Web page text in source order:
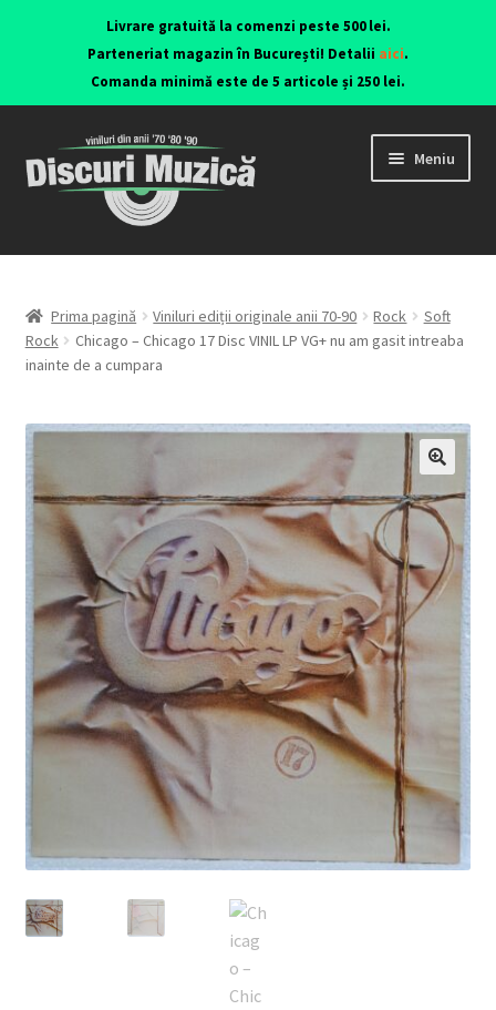
Livrare gratuită la comenzi peste 500 lei.
Parteneriat magazin în București! Detalii aici.
Comanda minimă este de 5 articole și 250 lei.
Meniu
Viniluri ediții originale anii 70-90
CD-uri originale
Contact
Echipamente
Listă produse
Oferta lunii
Contul meu
Blog
Prima pagină Viniluri ediții originale anii 70-90 Rock
Soft
Rock
Chicago – Chicago 17 Disc VINIL LP VG+ nu am gasit intreaba
inainte de a cumpara